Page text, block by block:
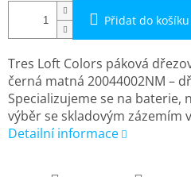
Přidat do košíku
Tres Loft Colors páková
černá matná 20044002NM –
Specializujeme se na baterie,
výběr se skladovým zázemím
Detailní informace